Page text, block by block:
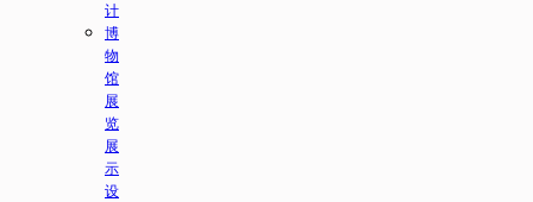
计
博
物
馆
展
览
展
示
设